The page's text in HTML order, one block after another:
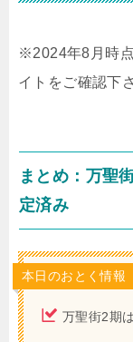
※2024年8月時
イトをご確認下
まとめ：万聖
定済み
本日のおとく情報
万聖街2期